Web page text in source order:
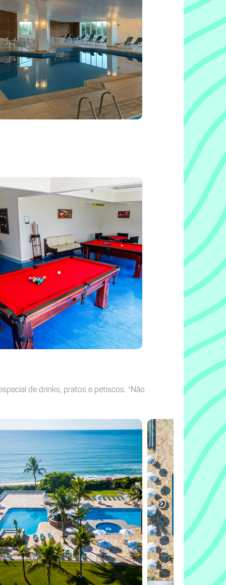
de drinks, pratos e petiscos. *Não